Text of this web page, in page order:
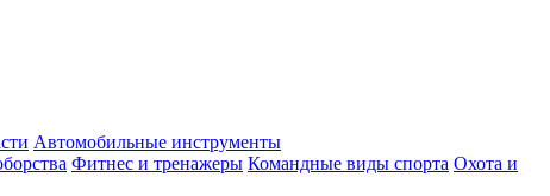
Автомобильные инструменты
Фитнес и тренажеры Командные виды спорта Охота и